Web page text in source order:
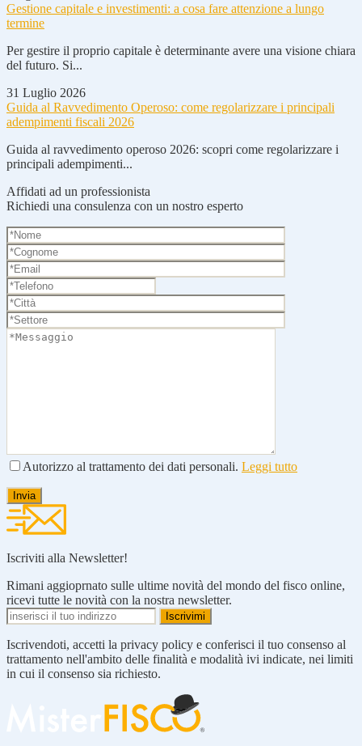
Gestione capitale e investimenti: a cosa fare attenzione a lungo
termine
Per gestire il proprio capitale è determinante avere una visione chiara
del futuro. Si...
31 Luglio 2026
Guida al Ravvedimento Operoso: come regolarizzare i principali
adempimenti fiscali 2026
Guida al ravvedimento operoso 2026: scopri come regolarizzare i
principali adempimenti...
Affidati ad un professionista
Richiedi una consulenza con un nostro esperto
Autorizzo al trattamento dei dati personali. Leggi tutto
Iscriviti alla Newsletter!
Rimani aggioprnato sulle ultime novità del mondo del fisco online,
ricevi tutte le novità con la nostra newsletter.
Iscrivendoti, accetti la privacy policy e conferisci il tuo consenso al
trattamento nell'ambito delle finalità e modalità ivi indicate, nei limiti
in cui il consenso sia richiesto.